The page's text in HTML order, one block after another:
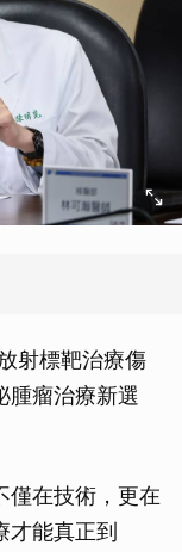
射標靶治療傷
腫瘤治療新選
僅在技術，更在
才能真正到